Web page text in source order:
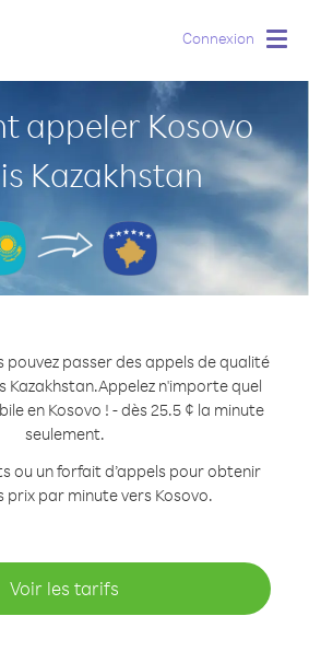
Connexion
appeler Kosovo
Kazakhstan
pouvez passer des appels de qualité
Kazakhstan.Appelez n'importe quel
en Kosovo ! - dès 25.5 ¢ la minute
seulement.
ou un forfait d’appels pour obtenir
prix par minute vers Kosovo.
Voir les tarifs